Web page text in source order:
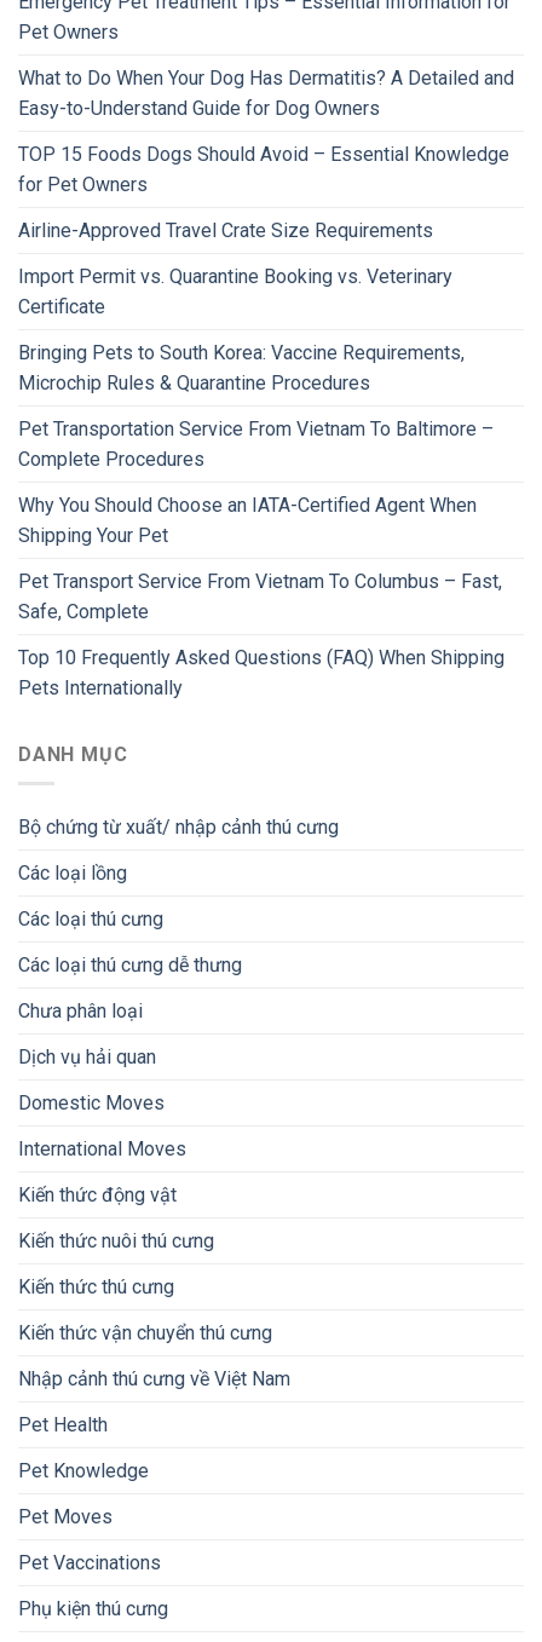
Pet Owners
What to Do When Your Dog Has Dermatitis? A Detailed and
Easy-to-Understand Guide for Dog Owners
TOP 15 Foods Dogs Should Avoid – Essential Knowledge
for Pet Owners
Airline-Approved Travel Crate Size Requirements
Import Permit vs. Quarantine Booking vs. Veterinary
Certificate
Bringing Pets to South Korea: Vaccine Requirements,
Microchip Rules & Quarantine Procedures
Pet Transportation Service From Vietnam To Baltimore –
Complete Procedures
Why You Should Choose an IATA-Certified Agent When
Shipping Your Pet
Pet Transport Service From Vietnam To Columbus – Fast,
Safe, Complete
Top 10 Frequently Asked Questions (FAQ) When Shipping
Pets Internationally
DANH MỤC
Bộ chứng từ xuất/ nhập cảnh thú cưng
Các loại lồng
Các loại thú cưng
Các loại thú cưng dễ thưng
Chưa phân loại
Dịch vụ hải quan
Domestic Moves
International Moves
Kiến thức động vật
Kiến thức nuôi thú cưng
Kiến thức thú cưng
Kiến thức vận chuyển thú cưng
Nhập cảnh thú cưng về Việt Nam
Pet Health
Pet Knowledge
Pet Moves
Pet Vaccinations
Phụ kiện thú cưng